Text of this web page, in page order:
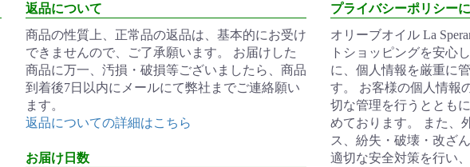
返品について
商品の性質上、正常品の返品は、基本的にお受け
できませんので、ご了承願います。 お届けした
商品に万一、汚損・破損等ございましたら、商品
到着後7日以内にメールにて弊社までご連絡願い
ます。
返品についての詳細はこちら
お届け日数
プライバシーポリシー
オリーブオイル La
トショッピングを安心
に、個人情報を厳重に
す。 お客様の個人情報
切な管理を行うととも
めております。 また、
ス、紛失・破壊・改ざ
適切な安全対策を行い